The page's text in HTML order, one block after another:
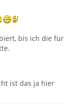
!
bis ich die für
ist das ja hier